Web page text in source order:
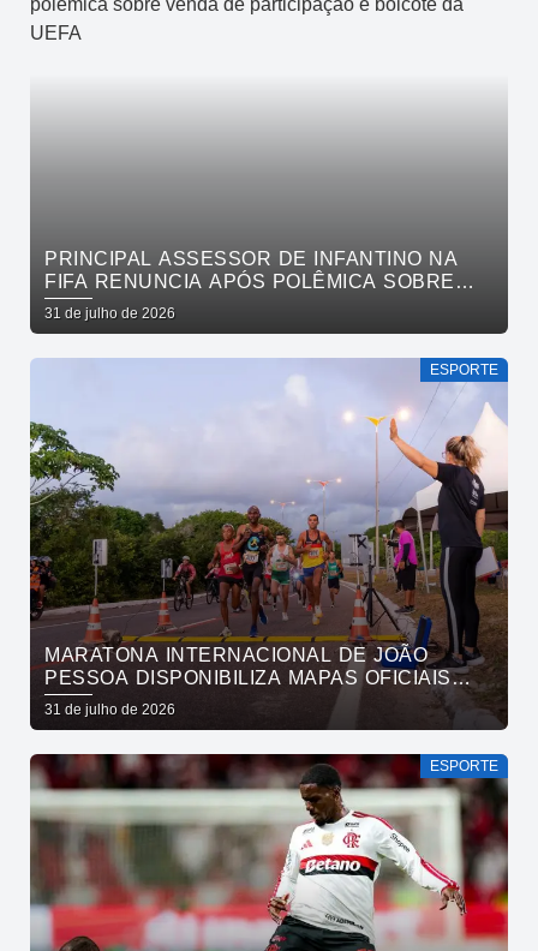
PRINCIPAL ASSESSOR DE INFANTINO NA
FIFA RENUNCIA APÓS POLÊMICA SOBRE
VENDA DE PARTICIPAÇÃO E BOICOTE DA
UEFA
31 de julho de 2026
ESPORTE
MARATONA INTERNACIONAL DE JOÃO
PESSOA DISPONIBILIZA MAPAS OFICIAIS
DAS PROVAS E ORIENTA ATLETAS SOBRE
TRAJETOS
31 de julho de 2026
ESPORTE